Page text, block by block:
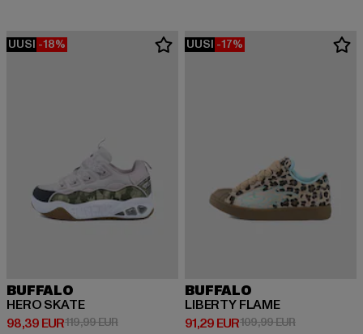
UUSI -18%
BUFFALO
HERO SKATE
98,39 EUR
Ajankohtainen hinta: 98,39 EUR
119,99 EURKampanjahinta: 119,99 EUR
UUSI -17%
BUFFALO
LIBERTY FLAME
91,29 EUR
Ajankohtainen hinta: 91,29 EUR
109,99 EUR